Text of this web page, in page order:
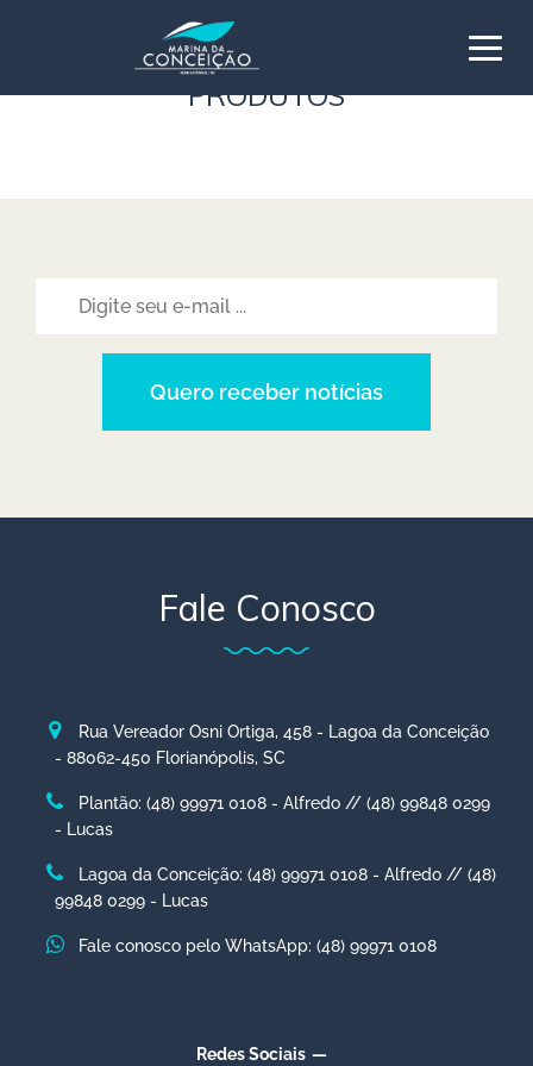
CONFIRA ALGUNS DOS NOSSO
PRODUTOS
Quero receber notícias
Fale Conosco
Rua Vereador Osni Ortiga, 458 - Lagoa da Conceição
- 88062-450 Florianópolis, SC
Plantão: (48) 99971 0108 - Alfredo // (48) 99848 0299
- Lucas
Lagoa da Conceição: (48) 99971 0108 - Alfredo // (48)
99848 0299 - Lucas
Fale conosco pelo WhatsApp: (48) 99971 0108
Redes Sociais